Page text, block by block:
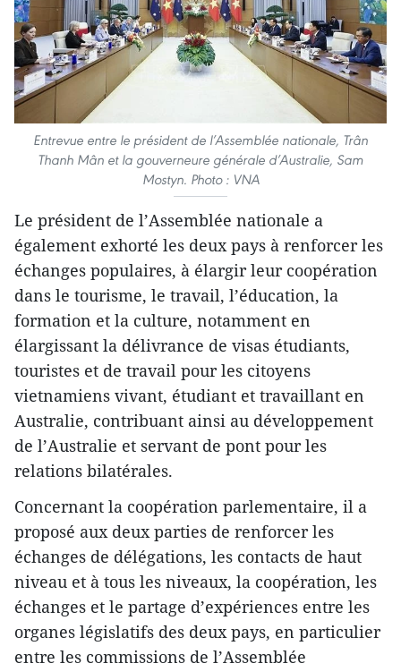
Entrevue entre le président de l’Assemblée nationale, Trân
Thanh Mân et la gouverneure générale d’Australie, Sam
Mostyn. Photo : VNA
Le président de l’Assemblée nationale a
également exhorté les deux pays à renforcer les
échanges populaires, à élargir leur coopération
dans le tourisme, le travail, l’éducation, la
formation et la culture, notamment en
élargissant la délivrance de visas étudiants,
touristes et de travail pour les citoyens
vietnamiens vivant, étudiant et travaillant en
Australie, contribuant ainsi au développement
de l’Australie et servant de pont pour les
relations bilatérales.
Concernant la coopération parlementaire, il a
proposé aux deux parties de renforcer les
échanges de délégations, les contacts de haut
niveau et à tous les niveaux, la coopération, les
échanges et le partage d’expériences entre les
organes législatifs des deux pays, en particulier
entre les commissions de l’Assemblée